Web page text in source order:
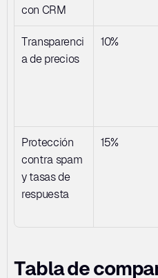
con CRM
Transparenci
a de precios
10%
Protección
contra spam
y tasas de
respuesta
15%
Tabla de